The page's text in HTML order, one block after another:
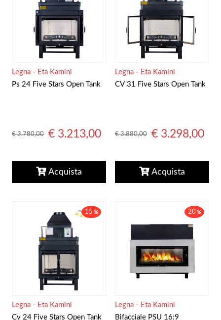
Ps 24 Five Stars Open Tank
Legna - Eta Kamini
€ 3.780,00 € 3.213,00
Acquista
CV 31 Five Stars Open Tank
Legna - Eta Kamini
€ 3.880,00 € 3.298,00
Acquista
15
Cv 24 Five Stars Open Tank
Legna - Eta Kamini
20
Bifacciale PSU 16:9
Legna - Eta Kamini